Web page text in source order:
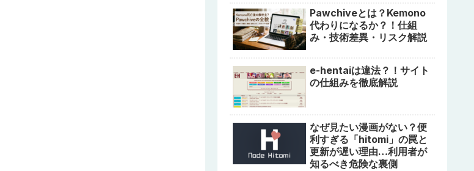
Pawchiveとは？Kemono
代わりになるか？！仕組
み・技術差異・リスク解説
e-hentaiは違法？！サイト
の仕組みを徹底解説
なぜ見たい漫画がない？便
利すぎる「hitomi」の罠と
更新が遅い理由…利用者が
知るべき危険な裏側